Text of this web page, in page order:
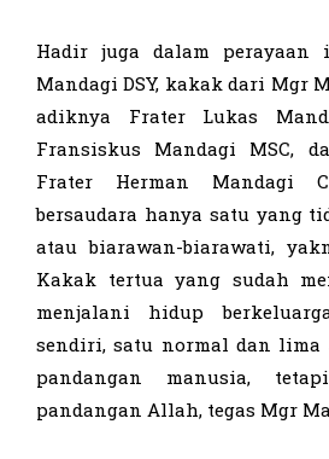
Hadir juga dalam perayaan
Mandagi DSY, kakak dari Mgr
adiknya Frater Lukas
Fransiskus Mandagi MSC,
Frater Herman Mandagi
bersaudara hanya satu yang
atau biarawan-biarawati,
Kakak tertua yang sudah
menjalani hidup
sendiri, satu normal dan lima
pandangan manusia,
pandangan Allah, tegas Mgr